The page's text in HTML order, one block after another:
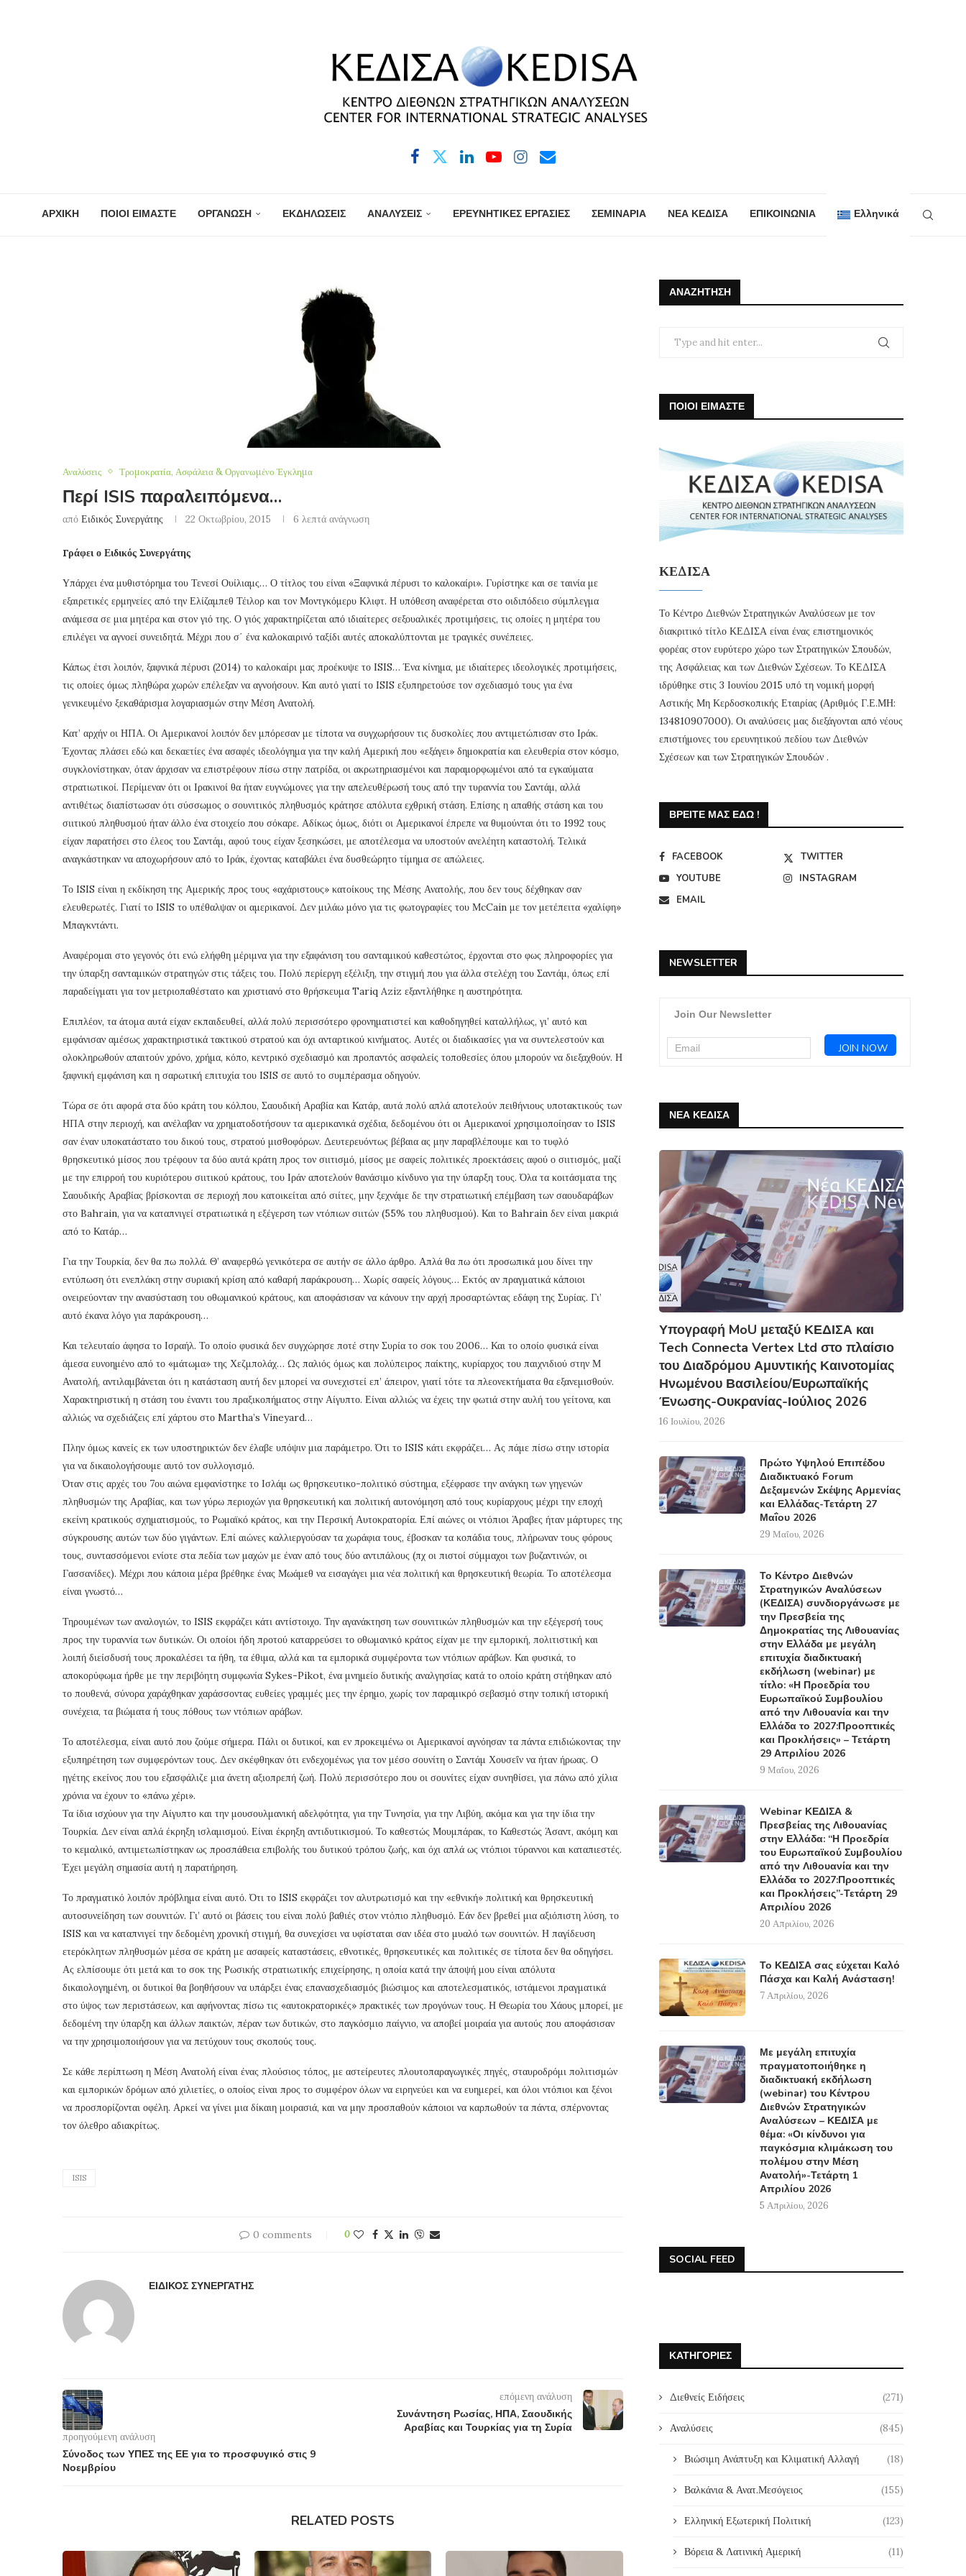
ΑΡΧΙΚΗ ΠΟΙΟΙ ΕΙΜΑΣΤΕ ΟΡΓΑΝΩΣΗ ΕΚΔΗΛΩΣΕΙΣ ΑΝΑΛΥΣΕΙΣ ΕΡΕΥΝΗΤΙΚΕΣ ΕΡΓΑΣΙΕΣ ΣΕΜΙΝΑΡΙΑ ΝΕΑ ΚΕΔΙΣΑ ΕΠΙΚΟΙΝΩΝΙΑ Ελληνικά
Αναλύσεις Τρομοκρατία, Ασφάλεια & Οργανωμένο Έγκλημα
Περί ISIS παραλειπόμενα…
από Ειδικός Συνεργάτης 22 Οκτωβρίου, 2015 6 λεπτά ανάγνωση
Γράφει ο Ειδικός Συνεργάτης
Υπάρχει ένα μυθιστόρημα του Τενεσί Ουίλιαμς… Ο τίτλος του είναι «Ξαφνικά πέρυσι το καλοκαίρι». Γυρίστηκε και σε ταινία με
εξαιρετικές ερμηνείες από την Ελίζαμπεθ Τέιλορ και τον Μοντγκόμερυ Κλιφτ. Η υπόθεση αναφέρεται στο οιδιπόδειο σύμπλεγμα
ανάμεσα σε μια μητέρα και στον γιό της. Ο γιός χαρακτηρίζεται από ιδιαίτερες σεξουαλικές προτιμήσεις, τις οποίες η μητέρα του
επιλέγει να αγνοεί συνειδητά. Μέχρι που σ΄ ένα καλοκαιρινό ταξίδι αυτές αποκαλύπτονται με τραγικές συνέπειες.
Κάπως έτσι λοιπόν, ξαφνικά πέρυσι (2014) το καλοκαίρι μας προέκυψε το ISIS… Ένα κίνημα, με ιδιαίτερες ιδεολογικές προτιμήσεις,
τις οποίες όμως πληθώρα χωρών επέλεξαν να αγνοήσουν. Και αυτό γιατί το ISIS εξυπηρετούσε τον σχεδιασμό τους για ένα
γενικευμένο ξεκαθάρισμα λογαριασμών στην Μέση Ανατολή.
Κατ’ αρχήν οι ΗΠΑ. Οι Αμερικανοί λοιπόν δεν μπόρεσαν με τίποτα να συγχωρήσουν τις δυσκολίες που αντιμετώπισαν στο Ιράκ.
Έχοντας πλάσει εδώ και δεκαετίες ένα ασαφές ιδεολόγημα για την καλή Αμερική που «εξάγει» δημοκρατία και ελευθερία στον κόσμο,
συγκλονίστηκαν, όταν άρχισαν να επιστρέφουν πίσω στην πατρίδα, οι ακρωτηριασμένοι και παραμορφωμένοι από τα εγκαύματα
στρατιωτικοί. Περίμεναν ότι οι Ιρακινοί θα ήταν ευγνώμονες για την απελευθέρωσή τους από την τυραννία του Σαντάμ, αλλά
αντιθέτως διαπίστωσαν ότι σύσσωμος ο σουνιτικός πληθυσμός κράτησε απόλυτα εχθρική στάση. Επίσης η απαθής στάση και του
σιιτικού πληθυσμού ήταν άλλο ένα στοιχείο που σόκαρε. Αδίκως όμως, διότι οι Αμερικανοί έπρεπε να θυμούνται ότι το 1992 τους
είχαν παρατήσει στο έλεος του Σαντάμ, αφού τους είχαν ξεσηκώσει, με αποτέλεσμα να υποστούν ανελέητη καταστολή. Τελικά
αναγκάστηκαν να αποχωρήσουν από το Ιράκ, έχοντας καταβάλει ένα δυσθεώρητο τίμημα σε απώλειες.
Το ISIS είναι η εκδίκηση της Αμερικής προς τους «αχάριστους» κατοίκους της Μέσης Ανατολής, που δεν τους δέχθηκαν σαν
ελευθερωτές. Γιατί το ISIS το υπέθαλψαν οι αμερικανοί. Δεν μιλάω μόνο για τις φωτογραφίες του ΜcCain με τον μετέπειτα «χαλίφη»
Μπαγκντάντι.
Αναφέρομαι στο γεγονός ότι ενώ ελήφθη μέριμνα για την εξαφάνιση του σανταμικού καθεστώτος, έρχονται στο φως πληροφορίες για
την ύπαρξη σανταμικών στρατηγών στις τάξεις του. Πολύ περίεργη εξέλιξη, την στιγμή που για άλλα στελέχη του Σαντάμ, όπως επί
παραδείγματι για τον μετριοπαθέστατο και χριστιανό στο θρήσκευμα Tariq Aziz εξαντλήθηκε η αυστηρότητα.
Επιπλέον, τα άτομα αυτά είχαν εκπαιδευθεί, αλλά πολύ περισσότερο φρονηματιστεί και καθοδηγηθεί καταλλήλως, γι’ αυτό και
εμφάνισαν αμέσως χαρακτηριστικά τακτικού στρατού και όχι ανταρτικού κινήματος. Αυτές οι διαδικασίες για να συντελεστούν και
ολοκληρωθούν απαιτούν χρόνο, χρήμα, κόπο, κεντρικό σχεδιασμό και προπαντός ασφαλείς τοποθεσίες όπου μπορούν να διεξαχθούν. Η
ξαφνική εμφάνιση και η σαρωτική επιτυχία του ISIS σε αυτό το συμπέρασμα οδηγούν.
Τώρα σε ότι αφορά στα δύο κράτη του κόλπου, Σαουδική Αραβία και Κατάρ, αυτά πολύ απλά αποτελούν πειθήνιους υποτακτικούς των
ΗΠΑ στην περιοχή, και ανέλαβαν να χρηματοδοτήσουν τα αμερικανικά σχέδια, δεδομένου ότι οι Αμερικανοί χρησιμοποίησαν το ISIS
σαν έναν υποκατάστατο του δικού τους, στρατού μισθοφόρων. Δευτερευόντως βέβαια ας μην παραβλέπουμε και το τυφλό
θρησκευτικό μίσος που τρέφουν τα δύο αυτά κράτη προς τον σιιτισμό, μίσος με σαφείς πολιτικές προεκτάσεις αφού ο σιιτισμός, μαζί
με την επιρροή του κυριότερου σιιτικού κράτους, του Ιράν αποτελούν θανάσιμο κίνδυνο για την ύπαρξη τους. Όλα τα κοιτάσματα της
Σαουδικής Αραβίας βρίσκονται σε περιοχή που κατοικείται από σιίτες, μην ξεχνάμε δε την στρατιωτική επέμβαση των σαουδαράβων
στο Bahrain, για να καταπνιγεί στρατιωτικά η εξέγερση των ντόπιων σιιτών (55% του πληθυσμού). Και το Bahrain δεν είναι μακριά
από το Κατάρ…
Για την Τουρκία, δεν θα πω πολλά. Θ’ αναφερθώ γενικότερα σε αυτήν σε άλλο άρθρο. Απλά θα πω ότι προσωπικά μου δίνει την
εντύπωση ότι ενεπλάκη στην συριακή κρίση από καθαρή παράκρουση… Χωρίς σαφείς λόγους… Εκτός αν πραγματικά κάποιοι
ονειρεύονταν την ανασύσταση του οθωμανικού κράτους, και αποφάσισαν να κάνουν την αρχή προσαρτώντας εδάφη της Συρίας. Γι’
αυτό έκανα λόγο για παράκρουση…
Και τελευταίο άφησα το Ισραήλ. Το οποίο φυσικά δεν συγχώρησε ποτέ στην Συρία το σοκ του 2006… Και το οποίο φυσικά είναι
άμεσα ευνοημένο από το «μάτωμα» της Χεζμπολάχ… Ως παλιός όμως και πολύπειρος παίκτης, κυρίαρχος του παιχνιδιού στην Μ
Ανατολή, αντιλαμβάνεται ότι η κατάσταση αυτή δεν μπορεί να συνεχιστεί επ’ άπειρον, γιατί τότε τα πλεονεκτήματα θα εξανεμισθούν.
Χαρακτηριστική η στάση του έναντι του πραξικοπήματος στην Αίγυπτο. Είναι αλλιώς να έχεις την φωτιά στην αυλή του γείτονα, και
αλλιώς να σχεδιάζεις επί χάρτου στο Martha’s Vineyard…
Πλην όμως κανείς εκ των υποστηρικτών δεν έλαβε υπόψιν μια παράμετρο. Ότι το ISIS κάτι εκφράζει… Ας πάμε πίσω στην ιστορία
για να δικαιολογήσουμε αυτό τον συλλογισμό.
Όταν στις αρχές του 7ου αιώνα εμφανίστηκε το Ισλάμ ως θρησκευτικο-πολιτικό σύστημα, εξέφρασε την ανάγκη των γηγενών
πληθυσμών της Αραβίας, και των γύρω περιοχών για θρησκευτική και πολιτική αυτονόμηση από τους κυρίαρχους μέχρι την εποχή
εκείνη κρατικούς σχηματισμούς, το Ρωμαϊκό κράτος, και την Περσική Αυτοκρατορία. Επί αιώνες οι ντόπιοι Άραβες ήταν μάρτυρες της
σύγκρουσης αυτών των δύο γιγάντων. Επί αιώνες καλλιεργούσαν τα χωράφια τους, έβοσκαν τα κοπάδια τους, πλήρωναν τους φόρους
τους, συντασσόμενοι ενίοτε στα πεδία των μαχών με έναν από τους δύο αντιπάλους (πχ οι πιστοί σύμμαχοι των βυζαντινών, οι
Γασσανίδες). Μέχρι που κάποια μέρα βρέθηκε ένας Μωάμεθ να εισαγάγει μια νέα πολιτική και θρησκευτική θεωρία. Το αποτέλεσμα
είναι γνωστό…
Τηρουμένων των αναλογιών, το ISIS εκφράζει κάτι αντίστοιχο. Την αγανάκτηση των σουνιτικών πληθυσμών και την εξέγερσή τους
προς την τυραννία των δυτικών. Οι οποίοι ήδη προτού καταρρεύσει το οθωμανικό κράτος είχαν με την εμπορική, πολιτιστική και
λοιπή διείσδυσή τους προκαλέσει τα ήθη, τα έθιμα, αλλά και τα εμπορικά συμφέροντα των ντόπιων αράβων. Και φυσικά, το
αποκορύφωμα ήρθε με την περιβόητη συμφωνία Sykes-Pikot, ένα μνημείο δυτικής αναλγησίας κατά το οποίο κράτη στήθηκαν από
το πουθενά, σύνορα χαράχθηκαν χαράσσοντας ευθείες γραμμές μες την έρημο, χωρίς τον παραμικρό σεβασμό στην τοπική ιστορική
συνέχεια, τα βιώματα ή τους πόθους των ντόπιων αράβων.
Το αποτέλεσμα, είναι αυτό που ζούμε σήμερα. Πάλι οι δυτικοί, και εν προκειμένω οι Αμερικανοί αγνόησαν τα πάντα επιδιώκοντας την
εξυπηρέτηση των συμφερόντων τους. Δεν σκέφθηκαν ότι ενδεχομένως για τον μέσο σουνίτη ο Σαντάμ Χουσεΐν να ήταν ήρωας. Ο
ηγέτης εκείνος που του εξασφάλιζε μια άνετη αξιοπρεπή ζωή. Πολύ περισσότερο που οι σουνίτες είχαν συνηθίσει, για πάνω από χίλια
χρόνια να έχουν το «πάνω χέρι».
Τα ίδια ισχύουν για την Αίγυπτο και την μουσουλμανική αδελφότητα, για την Τυνησία, για την Λιβύη, ακόμα και για την ίδια την
Τουρκία. Δεν είναι απλά έκρηξη ισλαμισμού. Είναι έκρηξη αντιδυτικισμού. Το καθεστώς Μουμπάρακ, το Καθεστώς Άσαντ, ακόμη και
το κεμαλικό, αντιμετωπίστηκαν ως προσπάθεια επιβολής του δυτικού τρόπου ζωής, και όχι απλά ως ντόπιοι τύραννοι και καταπιεστές.
Έχει μεγάλη σημασία αυτή η παρατήρηση.
Το πραγματικό λοιπόν πρόβλημα είναι αυτό. Ότι το ISIS εκφράζει τον αλυτρωτισμό και την «εθνική» πολιτική και θρησκευτική
αυτοσυνείδηση των σουνιτών. Γι’ αυτό οι βάσεις του είναι πολύ βαθιές στον ντόπιο πληθυσμό. Εάν δεν βρεθεί μια αξιόπιστη λύση, το
ISIS και να καταπνιγεί την δεδομένη χρονική στιγμή, θα συνεχίσει να υφίσταται σαν ιδέα στο μυαλό των σουνιτών. Η παγίδευση
ετερόκλητων πληθυσμών μέσα σε κράτη με ασαφείς καταστάσεις, εθνοτικές, θρησκευτικές και πολιτικές σε τίποτα δεν θα οδηγήσει.
Ας ελπίσουμε ότι μετά και το σοκ της Ρωσικής στρατιωτικής επιχείρησης, η οποία κατά την άποψή μου είναι απόλυτα
δικαιολογημένη, οι δυτικοί θα βοηθήσουν να υπάρξει ένας επανασχεδιασμός βιώσιμος και αποτελεσματικός, ιστάμενοι πραγματικά
στο ύψος των περιστάσεων, και αφήνοντας πίσω τις «αυτοκρατορικές» πρακτικές των προγόνων τους. Η Θεωρία του Χάους μπορεί, με
δεδομένη την ύπαρξη και άλλων παικτών, πέραν των δυτικών, στο παγκόσμιο παίγνιο, να αποβεί μοιραία για αυτούς που αποφάσισαν
να την χρησιμοποιήσουν για να πετύχουν τους σκοπούς τους.
Σε κάθε περίπτωση η Μέση Ανατολή είναι ένας πλούσιος τόπος, με αστείρευτες πλουτοπαραγωγικές πηγές, σταυροδρόμι πολιτισμών
και εμπορικών δρόμων από χιλιετίες, ο οποίος είναι προς το συμφέρον όλων να ειρηνεύει και να ευημερεί, και όλοι ντόπιοι και ξένοι
να προσπορίζονται οφέλη. Αρκεί να γίνει μια δίκαιη μοιρασιά, και να μην προσπαθούν κάποιοι να καρπωθούν τα πάντα, σπέρνοντας
τον όλεθρο αδιακρίτως.
ISIS
0 comments 0
ΕΙΔΙΚΌΣ ΣΥΝΕΡΓΆΤΗΣ
προηγούμενη ανάλυση
Σύνοδος των ΥΠΕΣ της ΕΕ για το προσφυγικό στις 9
Νοεμβρίου
επόμενη ανάλυση
Συνάντηση Ρωσίας, ΗΠΑ, Σαουδικής
Αραβίας και Τουρκίας για τη Συρία
RELATED POSTS
ΑΝΑΖΉΤΗΣΗ
ΠΟΙΟΙ ΕΙΜΑΣΤΕ
ΚΕΔΙΣΑ
Το Κέντρο Διεθνών Στρατηγικών Αναλύσεων με τον
διακριτικό τίτλο ΚΕΔΙΣΑ είναι ένας επιστημονικός
φορέας στον ευρύτερο χώρο των Στρατηγικών Σπουδών,
της Ασφάλειας και των Διεθνών Σχέσεων. Το ΚΕΔΙΣΑ
ιδρύθηκε στις 3 Ιουνίου 2015 υπό τη νομική μορφή
Αστικής Μη Κερδοσκοπικής Εταιρίας (Αριθμός Γ.Ε.ΜΗ:
134810907000). Οι αναλύσεις μας διεξάγονται από νέους
επιστήμονες του ερευνητικού πεδίου των Διεθνών
Σχέσεων και των Στρατηγικών Σπουδών .
ΒΡΕΊΤΕ ΜΑΣ ΕΔΏ !
FACEBOOK
TWITTER
YOUTUBE
INSTAGRAM
EMAIL
NEWSLETTER
Join Our Newsletter
ΝΕΑ ΚΕΔΙΣΑ
Υπογραφή MoU μεταξύ ΚΕΔΙΣΑ και
Tech Connecta Vertex Ltd στο πλαίσιο
του Διαδρόμου Αμυντικής Καινοτομίας
Ηνωμένου Βασιλείου/Ευρωπαϊκής
Ένωσης-Ουκρανίας-Ιούλιος 2026
16 Ιουλίου, 2026
Πρώτο Υψηλού Επιπέδου
Διαδικτυακό Forum
Δεξαμενών Σκέψης Αρμενίας
και Ελλάδας-Τετάρτη 27
Μαΐου 2026
29 Μαΐου, 2026
Το Κέντρο Διεθνών
Στρατηγικών Αναλύσεων
(ΚΕΔΙΣΑ) συνδιοργάνωσε με
την Πρεσβεία της
Δημοκρατίας της Λιθουανίας
στην Ελλάδα με μεγάλη
επιτυχία διαδικτυακή
εκδήλωση (webinar) με
τίτλο: «Η Προεδρία του
Ευρωπαϊκού Συμβουλίου
από την Λιθουανία και την
Ελλάδα το 2027:Προοπτικές
και Προκλήσεις» – Τετάρτη
29 Απριλίου 2026
9 Μαΐου, 2026
Webinar ΚΕΔΙΣΑ &
Πρεσβείας της Λιθουανίας
στην Ελλάδα: “Η Προεδρία
του Ευρωπαϊκού Συμβουλίου
από την Λιθουανία και την
Ελλάδα το 2027:Προοπτικές
και Προκλήσεις”-Τετάρτη 29
Απριλίου 2026
20 Απριλίου, 2026
Το ΚΕΔΙΣΑ σας εύχεται Καλό
Πάσχα και Καλή Ανάσταση!
7 Απριλίου, 2026
Με μεγάλη επιτυχία
πραγματοποιήθηκε η
διαδικτυακή εκδήλωση
(webinar) του Κέντρου
Διεθνών Στρατηγικών
Αναλύσεων – ΚΕΔΙΣΑ με
θέμα: «Οι κίνδυνοι για
παγκόσμια κλιμάκωση του
πολέμου στην Μέση
Ανατολή»-Τετάρτη 1
Απριλίου 2026
5 Απριλίου, 2026
SOCIAL FEED
ΚΑΤΗΓΟΡΊΕΣ
Διεθνείς Ειδήσεις (271)
Αναλύσεις (845)
Βιώσιμη Ανάπτυξη και Κλιματική Αλλαγή (18)
Βαλκάνια & Ανατ.Μεσόγειος (155)
Ελληνική Εξωτερική Πολιτική (123)
Βόρεια & Λατινική Αμερική (11)